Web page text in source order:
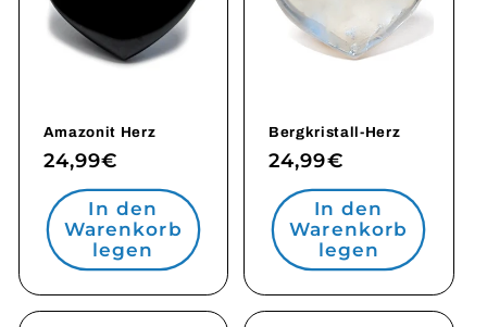
Amazonit Herz
Normaler
Preis
24,99€
In den
Warenkorb
legen
Bergkristall-Herz
Normaler
Preis
24,99€
In den
Warenkorb
legen